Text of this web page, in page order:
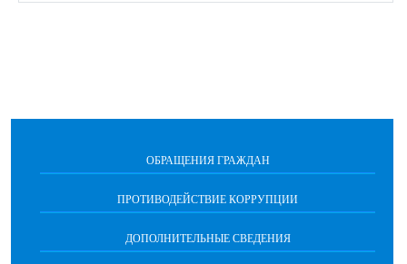
ОБРАЩЕНИЯ ГРАЖДАН
ПРОТИВОДЕЙСТВИЕ КОРРУПЦИИ
ДОПОЛНИТЕЛЬНЫЕ СВЕДЕНИЯ